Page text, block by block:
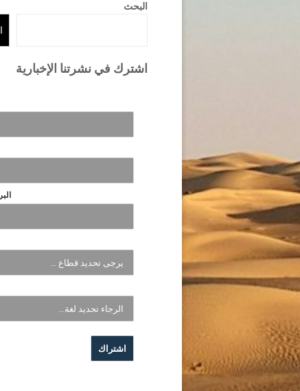
البحث
اشترك في نشرتنا الإخبارية